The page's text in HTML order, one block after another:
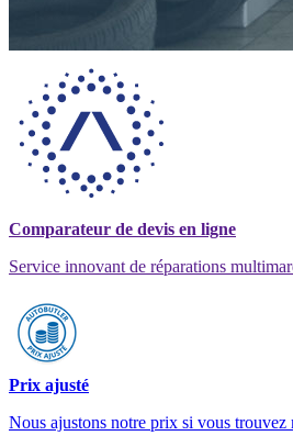
Comparateur de devis en ligne
Service innovant de réparations
Prix ajusté
Nous ajustons notre prix si vous trouvez